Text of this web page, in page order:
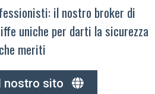
il nostro broker di
uniche per darti la sicurezza
che meriti
nostro sito